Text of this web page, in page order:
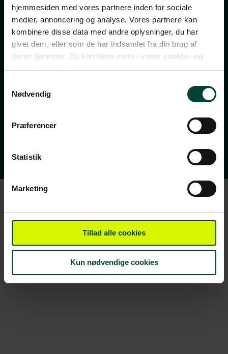
hjemmesiden med vores partnere inden for sociale
medier, annoncering og analyse. Vores partnere kan
kombinere disse data med andre oplysninger, du har
givet dem, eller som de har indsamlet fra din brug af
deres tjenester. Du kan læse mere i vores cookie- og
privatlivspolitik.
Nødvendig
Præferencer
Statistik
Marketing
Tillad alle cookies
Kun nødvendige cookies
TILMELD NYHEDSBREV
FÅ INSPIRATION, TILBUD OG INVITATIONER TIL
REJSEEVENTS
Bliv opdateret med de bedste tilbud, nye rejsemål,
invitationer til gratis rejseforedrag, rejsetips og
Nyhedsbrevet udkommer 2-3 gange om ugen – og du